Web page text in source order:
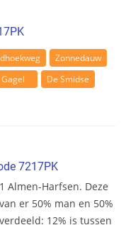
Zonnedauw
Gagel De Smidse
7217PK
Almen-Harfsen. Deze
er 50% man en 50%
12% is tussen